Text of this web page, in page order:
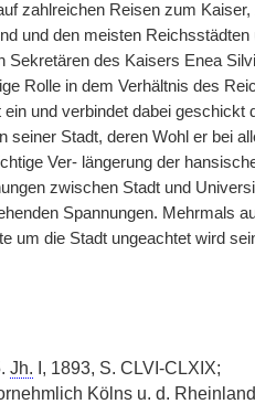
zahlreichen Reisen zum
und den meisten Reichsstädten
Sekretären des Kaisers Enea
Rolle in dem Verhältnis des
und verbindet dabei geschickt
Stadt, deren Wohl er bei
Ver- längerung der
zwischen Stadt und
Spannungen. Mehrmals
um die Stadt ungeachtet wird
Jh. I, 1893, S. CLVI-CLXIX;
Kölns u. d.